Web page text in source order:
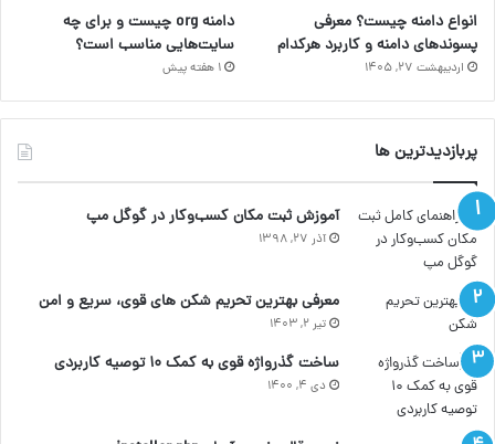
م
انواع دامنه چیست؟ معرفی
پسوندهای دامنه و کاربرد هرکدام
اردیبهشت ۲۷, ۱۴۰۵
دامنه org چیست و برای چه
سایت‌هایی مناسب است؟
1 هفته پیش
پربازدیدترین ها
آموزش ثبت مکان کسب‌وکار در گوگل مپ
آذر ۲۷, ۱۳۹۸
معرفی بهترین تحریم شکن های قوی، سریع و امن
تیر ۲, ۱۴۰۳
ساخت گذرواژه قوی به کمک ۱۰ توصیه کاربردی
دی ۴, ۱۴۰۰